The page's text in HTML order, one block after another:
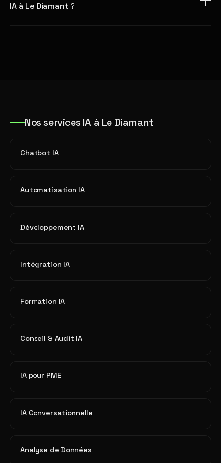
IA à Le Diamant ?
Nos services IA à Le Diamant
Chatbot IA
Automatisation IA
Développement IA
Intégration IA
Formation IA
Conseil & Audit IA
IA pour PME
IA Conversationnelle
Analyse de Données